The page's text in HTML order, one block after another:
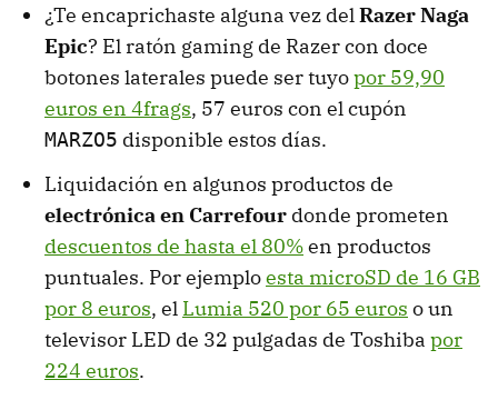
¿Te encaprichaste alguna vez delRazer Naga
Epic? El ratón gaming de Razer con doce
botones laterales puede ser tuyopor 59,90
euros en 4frags, 57 euros con el cupón
MARZO5 disponible estos días.
Liquidación en algunos productos de
electrónica en Carrefour donde prometen
descuentos de hasta el 80%en productos
puntuales. Por ejemploesta microSD de 16 GB
por 8 euros, el Lumia 520 por 65 euros o un
televisor LED de 32 pulgadas de Toshiba por
224 euros.